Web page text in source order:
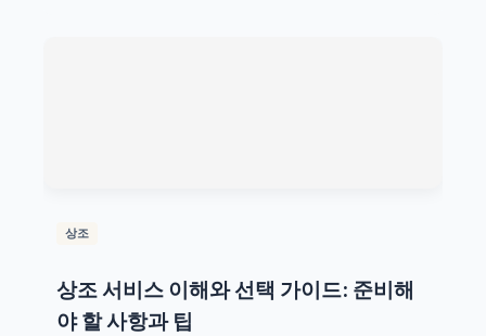
상조
상조 서비스 이해와 선택 가이드: 준비해
야 할 사항과 팁